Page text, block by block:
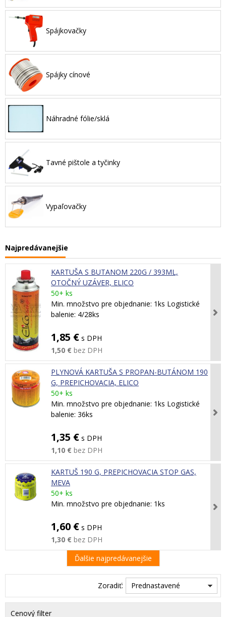
Spájkovačky
Spájky cínové
Náhradné fólie/sklá
Tavné pištole a tyčinky
Vypaľovačky
Najpredávanejšie
KARTUŠA S BUTANOM 220G / 393ML,
OTOČNÝ UZÁVER, ELICO
50+ ks
Min. množstvo pre objednanie: 1ks Logistické
balenie: 4/28ks
1,85 € s DPH
1,50 € bez DPH
PLYNOVÁ KARTUŠA S PROPAN-BUTÁNOM 190
G, PREPICHOVACIA, ELICO
50+ ks
Min. množstvo pre objednanie: 1ks Logistické
balenie: 36ks
1,35 € s DPH
1,10 € bez DPH
KARTUŠ 190 G, PREPICHOVACIA STOP GAS,
MEVA
50+ ks
Min. množstvo pre objednanie: 1ks
1,60 € s DPH
1,30 € bez DPH
Ďalšie najpredávanejšie
Zoradiť: Prednastavené
Cenový filter